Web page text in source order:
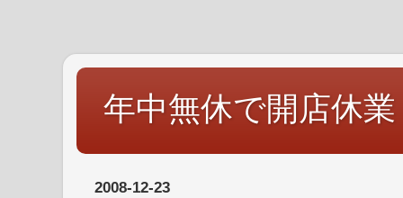
年中無休で開店休業
2008-12-23